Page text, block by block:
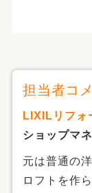
担当者コ
LIXILリフォ
ショップマ
元は普通の
ロフトを作